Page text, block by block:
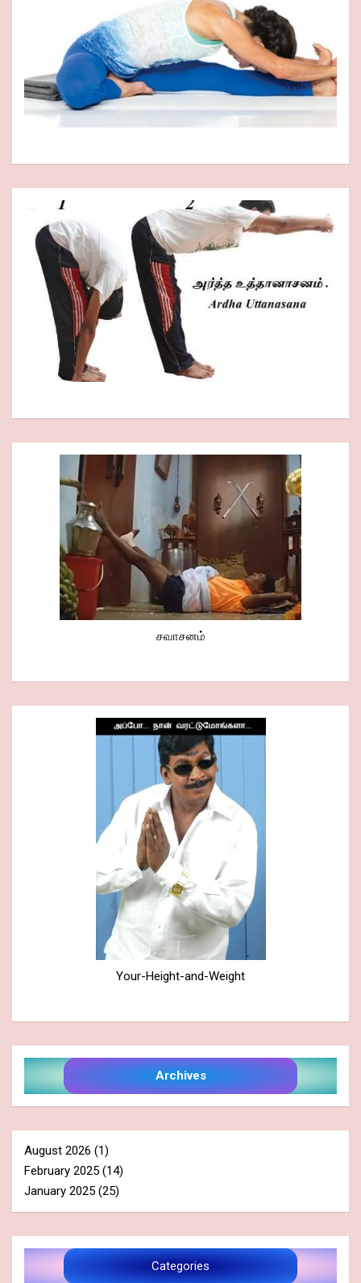
சவாசனம்
Your-Height-and-Weight
Archives
August 2026 (1)
February 2025 (14)
January 2025 (25)
Categories